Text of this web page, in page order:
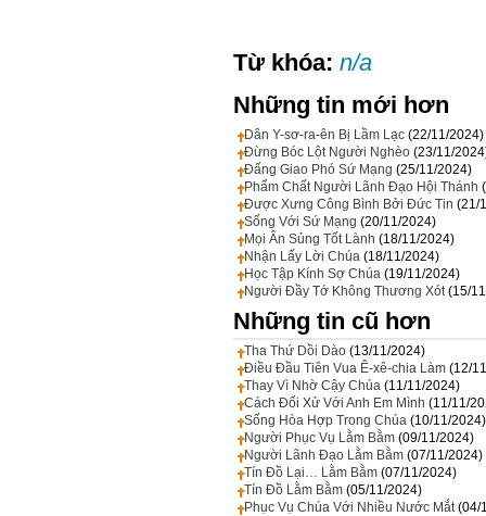
Từ khóa: n/a
Những tin mới hơn
Dân Y-sơ-ra-ên Bị Lầm Lạc (22/11/2024)
Đừng Bóc Lột Người Nghèo (23/11/
Đấng Giao Phó Sứ Mạng (25/11/2024)
Phẩm Chất Người Lãnh Đạo Hội Thánh
Được Xưng Công Bình Bởi Đức Tin (21/
Sống Với Sứ Mạng (20/11/2024)
Mọi Ân Sủng Tốt Lành (18/11/2024)
Nhận Lấy Lời Chúa (18/11/2024)
Học Tập Kính Sợ Chúa (19/11/2024)
Người Đầy Tớ Không Thương Xót (15/
Những tin cũ hơn
Tha Thứ Dồi Dào (13/11/2024)
Điều Đầu Tiên Vua Ê-xê-chia Làm (12/
Thay Vì Nhờ Cậy Chúa (11/11/2024)
Cách Đối Xử Với Anh Em Mình (11/11/
Sống Hòa Hợp Trong Chúa (10/11/2024)
Người Phục Vụ Lằm Bằm (09/11/2024)
Người Lãnh Đạo Lằm Bằm (07/11/2024)
Tín Đồ Lại… Lằm Bằm (07/11/2024)
Tín Đồ Lằm Bằm (05/11/2024)
Phục Vụ Chúa Với Nhiều Nước Mắt (04/